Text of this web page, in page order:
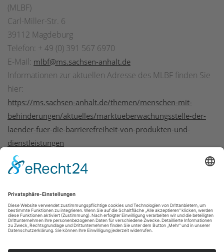
(MLBF)
Carl-Miller-Str. 6
39112 Magdeburg
Telefon: + 49 (0) 391 567 6970
E-Mail: mlbf@ms.sachsen-anhalt.de
Informationen zur aktuellen Adresse des MLBF finden Sie
hier:
https://ms.sachsen-anhalt.de/themen/menschen-mit-
behinderungen/aktuelles/marktueberwachungsstelle-der-
laender-fuer-die-barrierefreiheit-von-produkten-und-
dienstleistungen
Impressum|Datenschutzerklärung|Barrierefreiheitserklärung|
Kontakt